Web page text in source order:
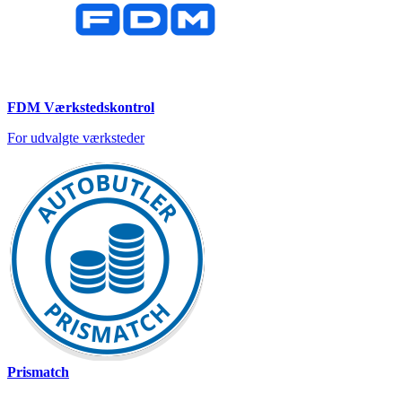
FDM Værkstedskontrol
For udvalgte værksteder
Prismatch